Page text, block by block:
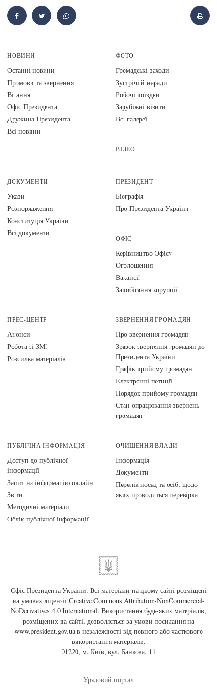
НОВИНИ
Останні новини
Промови та звернення
Вiтання
Офіс Президента
Дружина Президента
Всі новини
ФОТО
Громадські заходи
Зустрічі й наради
Робочі поїздки
Зарубіжні візити
Всі галереї
ВІДЕО
ДОКУМЕНТИ
Укази
Розпорядження
Конституція України
Всі документи
ПРЕЗИДЕНТ
Біографія
Про Президента України
ОФІС
Керівництво Офісу
Оголошення
Вакансії
Запобігання корупції
ПРЕС-ЦЕНТР
Анонси
Робота зі ЗМІ
Розсилка матеріалів
ЗВЕРНЕННЯ ГРОМАДЯН
Про звернення громадян
Зразок звернення громадян до
Президента України
Графік прийому громадян
Електронні петиції
Порядок прийому громадян
Стан опрацювання звернень
громадян
ПУБЛІЧНА ІНФОРМАЦІЯ
Доступ до публічної
інформації
Запит на інформацію онлайн
Звіти
Методичні матеріали
Облік публічної інформації
ОЧИЩЕННЯ ВЛАДИ
Інформація
Документи
Перелік посад та осіб, щодо
яких проводиться перевірка
Офіс Президента України. Всі матеріали на цьому сайті розміщені
на умовах ліцензії Creative Commons Attribution-NonCommercial-
NoDerivatives 4.0 International. Використання будь-яких матеріалів,
розміщених на сайті, дозволяється за умови посилання на
www.president.gov.uaв незалежності від повного або часткового
використання матеріалів.
01220, м. Київ, вул. Банкова, 11
Урядовий портал